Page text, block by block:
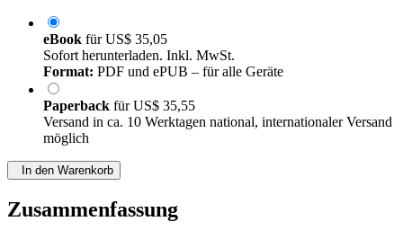
eBook fürUS$ 35,05
Sofort herunterladen. Inkl. MwSt.
Format: PDF und ePUB – für alle Geräte
Paperback fürUS$ 35,55
Versand in ca. 10 Werktagen national, internationaler Versand
möglich
In den Warenkorb
Zusammenfassung